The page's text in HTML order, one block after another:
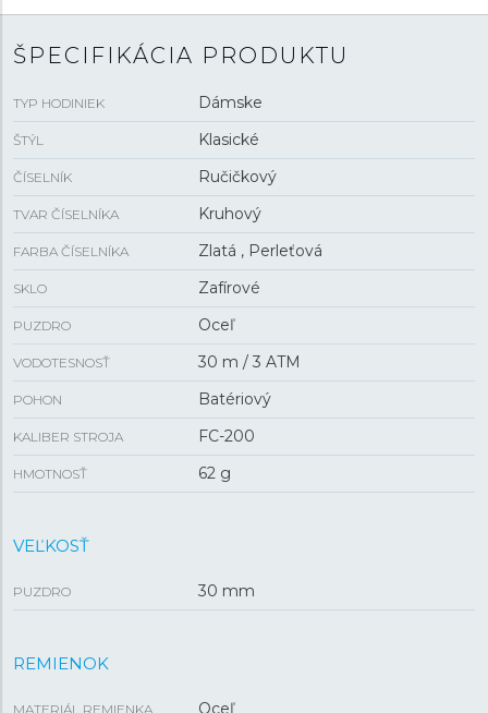
ŠPECIFIKÁCIA PRODUKTU
TYP HODINIEK Dámske
ŠTÝL Klasické
ČÍSELNÍK Ručičkový
TVAR ČÍSELNÍKA Kruhový
FARBA ČÍSELNÍKA Zlatá , Perleťová
SKLO Zafírové
PUZDRO Oceľ
VODOTESNOSŤ 30 m / 3 ATM
POHON Batériový
KALIBER STROJA FC-200
HMOTNOSŤ 62 g
VEĽKOSŤ
PUZDRO 30 mm
REMIENOK
MATERIÁL REMIENKA Oceľ